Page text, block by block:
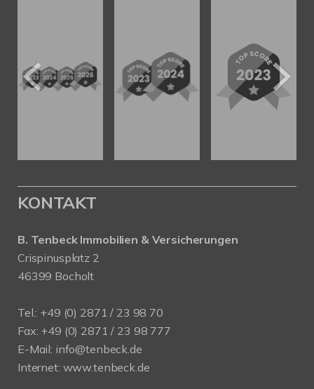
KONTAKT
B. Tenbeck Immobilien & Versicherungen
Crispinusplatz 2
46399 Bocholt
Tel.: +49 (0) 2871 / 23 98 70
Fax: +49 (0) 2871 / 23 98 777
E-Mail: info@tenbeck.de
Internet: www.tenbeck.de